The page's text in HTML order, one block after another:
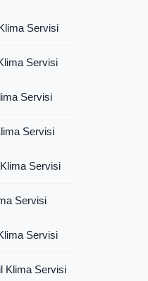
Servisi
Servisi
Servisi
Servisi
Servisi
Servisi
Servisi
Klima Servisi